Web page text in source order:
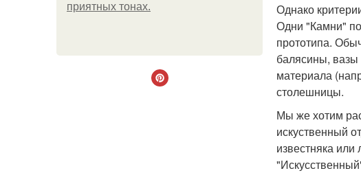
приятных тонах.
Однако
Одни "Камни"
прототипа.
балясины, вазы
материала
столешницы.
Мы же хотим
искуственный
известняка